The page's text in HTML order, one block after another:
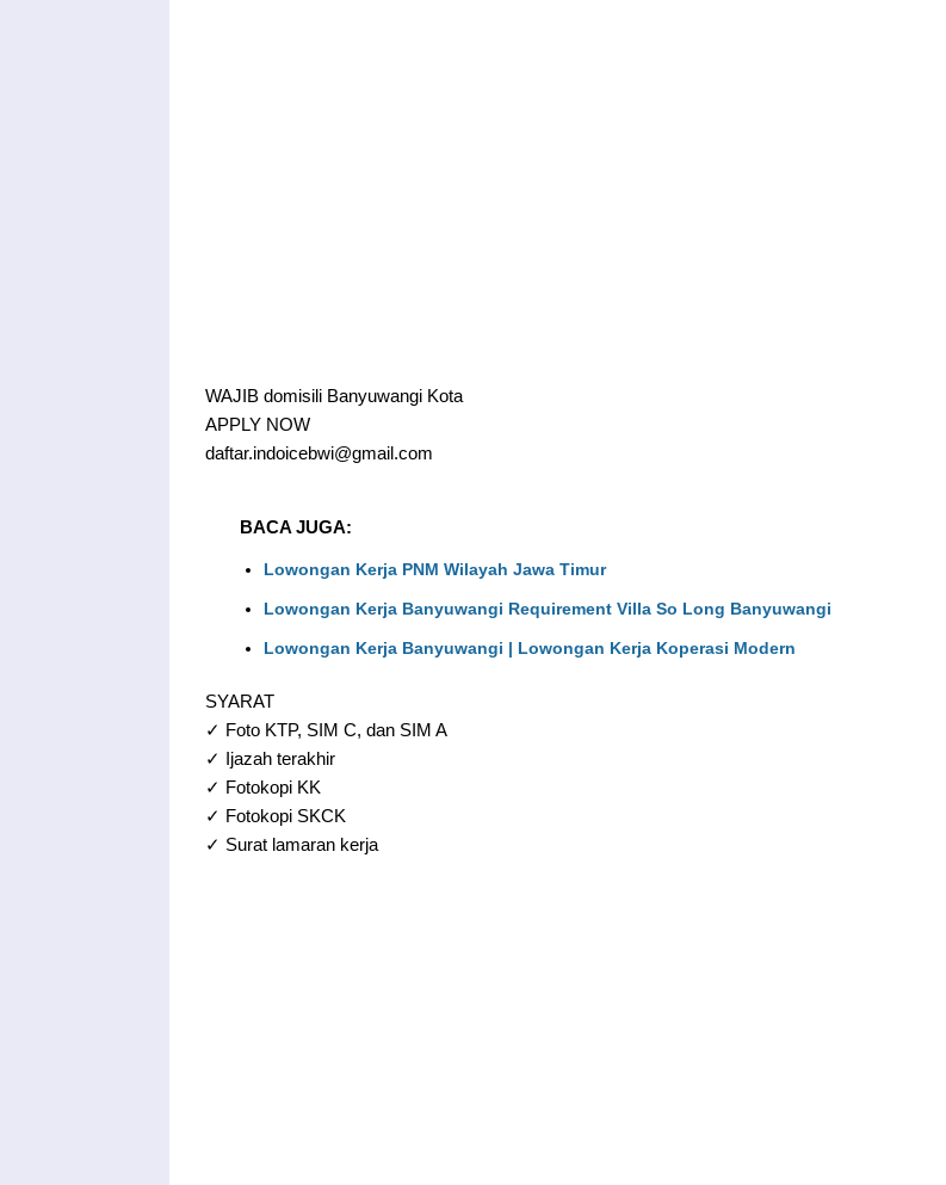
WAJIB domisili Banyuwangi Kota
APPLY NOW
daftar.indoicebwi@gmail.com
BACA JUGA:
Lowongan Kerja PNM Wilayah Jawa Timur
Lowongan Kerja Banyuwangi Requirement Villa So Long Banyuwangi
Lowongan Kerja Banyuwangi | Lowongan Kerja Koperasi Modern
SYARAT
✓ Foto KTP, SIM C, dan SIM A
✓ Ijazah terakhir
✓ Fotokopi KK
✓ Fotokopi SKCK
✓ Surat lamaran kerja